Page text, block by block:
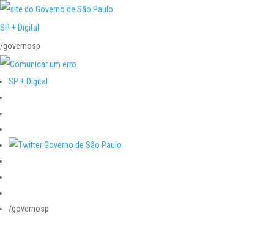
SP + Digital
/governosp
SP + Digital
/governosp